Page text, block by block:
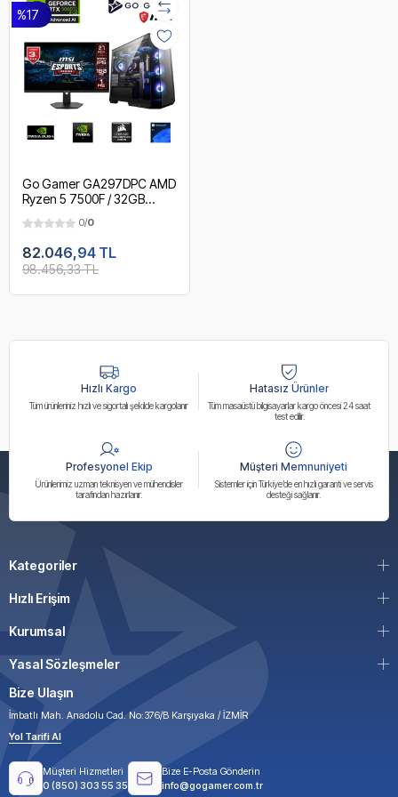
%17
Go Gamer GA297DPC AMD
Ryzen 5 7500F / 32GB
m.2 SSD / RTX 5060Ti 8GB /
240mm Sıvı Soğutma / MSI
27" 180Hz. / AMD Gaming
Paket
0/0
82.046,94 TL
98.456,33 TL
Hızlı Kargo
Tüm ürünleriniz hızlı ve sigortalı şekilde kargolanır
Hatasız Ürünler
Tüm masaüstü bilgisayarlar kargo öncesi 24 saat
test edilir.
Profesyonel Ekip
Ürünlerimiz uzman teknisyen ve mühendisler
tarafından hazırlanır.
Müşteri Memnuniyeti
Sistemler için Türkiye’de en hızlı garanti ve servis
desteği sağlanır.
Kategoriler
Hızlı Erişim
Kurumsal
Yasal Sözleşmeler
Bize Ulaşın
İmbatlı Mah. Anadolu Cad. No:376/B Karşıyaka / İZMİR
Yol Tarifi Al
Müşteri Hizmetleri
0 (850) 303 55 35
Bize E-Posta Gönderin
info@gogamer.com.tr